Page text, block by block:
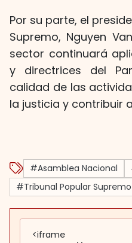
Por su parte, el
Supremo, Nguyen
sector continuará
y directrices del
calidad de las
la justicia y contribuir
#Asamblea Nacional
#Tribunal Popular Supremo